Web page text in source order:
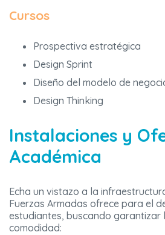
Cursos
Prospectiva estratégica
Design Sprint
Diseño del modelo de
Design Thinking
Instalaciones y
Académica
Echa un vistazo a la
Fuerzas Armadas ofrece para el
estudiantes, buscando garantizar
comodidad: